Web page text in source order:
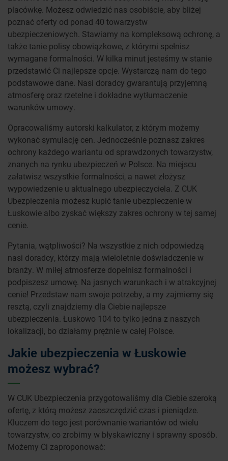
placówkę. Możesz odwiedzić nas osobiście, aby bliżej
poznać oferty od ponad 40 towarzystw
ubezpieczeniowych. Stawiamy na kompleksową ochronę, a
także tanie polisy obowiązkowe, z którymi spełnisz
wymagane formalności. W kilka minut jesteśmy w stanie
przedstawić Ci najlepsze opcje. Wystarczą nam do tego
podstawowe dane. Nasi doradcy gwarantują przyjemną
atmosferę oraz rzetelne i dokładne wytłumaczenie
warunków umowy.
Opracowaliśmy autorski kalkulator, z którym możemy
wykonać symulację cen. Jednocześnie poznasz zakres
ochrony każdego wariantu od sprawdzonych towarzystw,
znanych na rynku ubezpieczeń w Polsce. Na miejscu
załatwisz wszystkie formalności, a nawet złożysz
wypowiedzenie u aktualnego ubezpieczyciela. Z CUK
Ubezpieczenia możesz kupić tanie ubezpieczenie w
Łuskowie albo zyskać większy zakres ochrony w tej samej
cenie.
Pytania, wątpliwości? Na wszystkie z nich odpowiedzą
nasi doradcy, którzy mają wieloletnie doświadczenie w
branży. W miłej atmosferze dopełnisz formalności i
podpiszesz umowę. Na jasnych warunkach i w atrakcyjnej
cenie! Przedstaw nam swoje potrzeby, a my zajmiemy się
resztą, czyli znajdziemy dla Ciebie najlepsze
ubezpieczenia. Łuskowo 104 to tylko jedna z naszych
lokalizacji, bo działamy prężnie w całej Polsce.
Jakie ubezpieczenia w Łuskowie
możesz wybrać?
W CUK Ubezpieczenia przygotowaliśmy dla Ciebie szeroką
ofertę, z którą możesz zaoszczędzić czas i pieniądze.
Kluczem do tego jest porównanie wariantów od wielu
towarzystw, co zrobimy w błyskawiczny i sprawny sposób.
Możemy Ci zaproponować: